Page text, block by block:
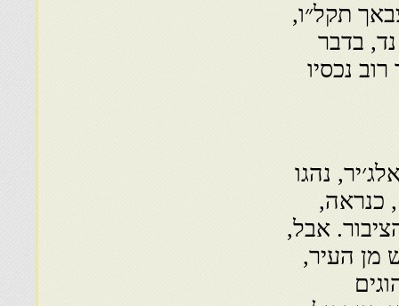
תקל״ו,
בדבר
נכסיו
נהגו
כנראה,
אבל,
מן העיר,